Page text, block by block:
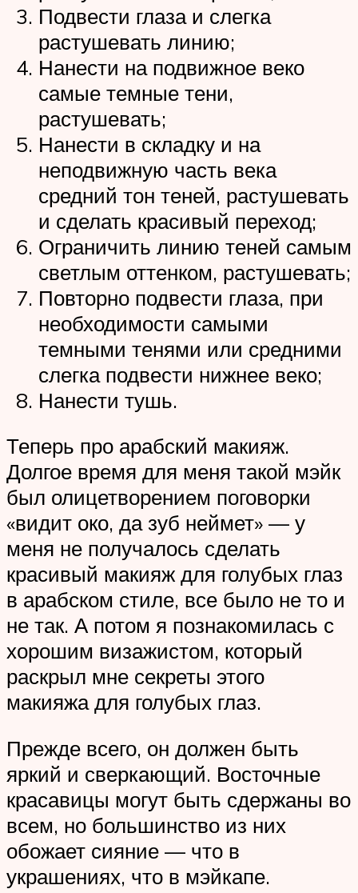
Подвести глаза и слегка
растушевать линию;
Нанести на подвижное веко
самые темные тени,
растушевать;
Нанести в складку и на
неподвижную часть века
средний тон теней, растушевать
и сделать красивый переход;
Ограничить линию теней самым
светлым оттенком, растушевать;
Повторно подвести глаза, при
необходимости самыми
темными тенями или средними
слегка подвести нижнее веко;
Нанести тушь.
Теперь про арабский макияж.
Долгое время для меня такой мэйк
был олицетворением поговорки
«видит око, да зуб неймет» — у
меня не получалось сделать
красивый макияж для голубых глаз
в арабском стиле, все было не то и
не так. А потом я познакомилась с
хорошим визажистом, который
раскрыл мне секреты этого
макияжа для голубых глаз.
Прежде всего, он должен быть
яркий и сверкающий. Восточные
красавицы могут быть сдержаны во
всем, но большинство из них
обожает сияние — что в
украшениях, что в мэйкапе.